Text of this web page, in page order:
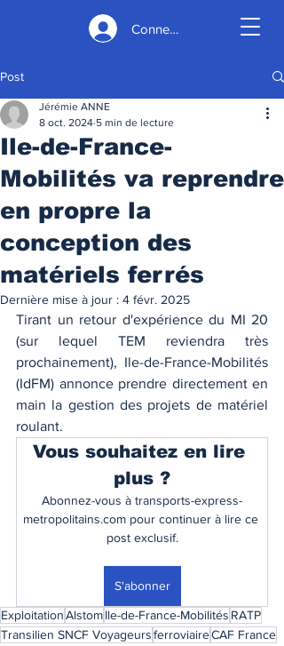
Connexion
Post
Ile-de-France-
Mobilités va reprendre
en propre la
conception des
matériels ferrés
Jérémie ANNE
8 oct. 2024 5 min de lecture
Dernière mise à jour : 4 févr. 2025
Tirant un retour d'expérience du MI 20
(sur lequel TEM reviendra très
prochainement), Ile-de-France-Mobilités
(IdFM) annonce prendre directement en
main la gestion des projets de matériel
roulant.
Vous souhaitez en lire
plus ?
Abonnez-vous à transports-express-
metropolitains.com pour continuer à lire ce
post exclusif.
S'abonner
ExploitationAlstomIle-de-France-Mobilités RATP
Transilien SNCF VoyageursferroviaireCAF France